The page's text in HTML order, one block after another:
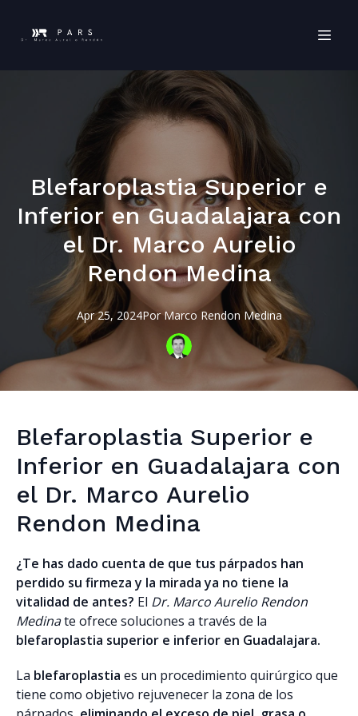
Blefaroplastia Superior e
Inferior en Guadalajara con
el Dr. Marco Aurelio
Rendon Medina
Apr 25, 2024Por Marco Rendon Medina
Blefaroplastia Superior e
Inferior en Guadalajara con
el Dr. Marco Aurelio
Rendon Medina
¿Te has dado cuenta de que tus párpados han
perdido su firmeza y la mirada ya no tiene la
vitalidad de antes? El Dr. Marco Aurelio Rendon
Medinate ofrece soluciones a través de la
blefaroplastia superior e inferior en Guadalajara.
La blefaroplastia es un procedimiento quirúrgico que
tiene como objetivo rejuvenecer la zona de los